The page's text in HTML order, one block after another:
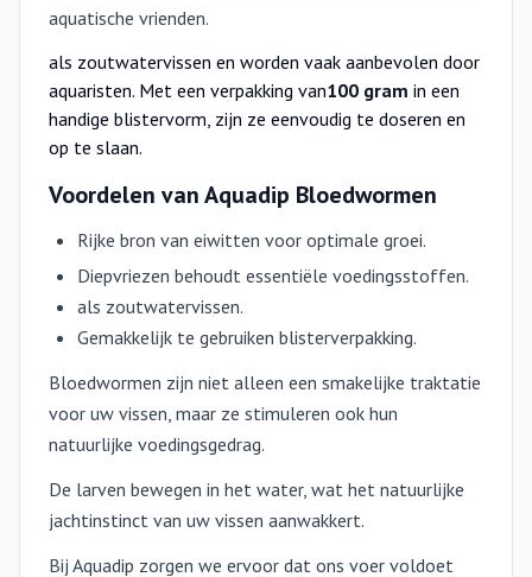
aquatische vrienden.
als zoutwatervissen en worden vaak aanbevolen door
aquaristen. Met een verpakking van100 gram in een
handige blistervorm, zijn ze eenvoudig te doseren en
op te slaan.
Voordelen van Aquadip Bloedwormen
Rijke bron van eiwitten voor optimale groei.
Diepvriezen behoudt essentiële voedingsstoffen.
als zoutwatervissen.
Gemakkelijk te gebruiken blisterverpakking.
Bloedwormen zijn niet alleen een smakelijke traktatie
voor uw vissen, maar ze stimuleren ook hun
natuurlijke voedingsgedrag.
De larven bewegen in het water, wat het natuurlijke
jachtinstinct van uw vissen aanwakkert.
Bij Aquadip zorgen we ervoor dat ons voer voldoet